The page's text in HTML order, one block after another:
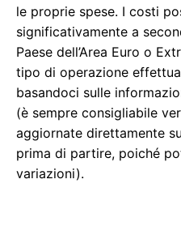
le proprie spese. I costi
significativamente a
Paese dell’Area Euro o
tipo di operazione
basandoci sulle
(è sempre consigliabile
aggiornate direttamente
prima di partire, poiché
variazioni).